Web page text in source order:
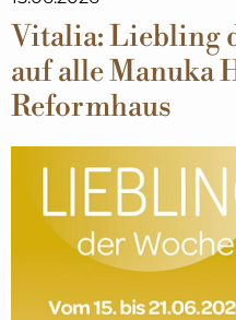
Vitalia: Liebling
auf alle Manuka
Reformhaus